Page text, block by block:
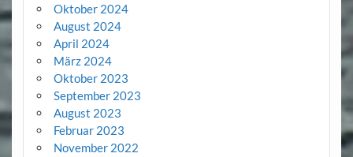
Oktober 2024
August 2024
April 2024
März 2024
Oktober 2023
September 2023
August 2023
Februar 2023
November 2022